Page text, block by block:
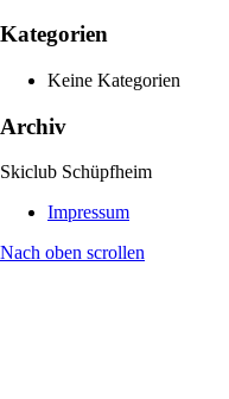
Kategorien
Keine Kategorien
Archiv
Skiclub Schüpfheim
Impressum
Nach oben scrollen